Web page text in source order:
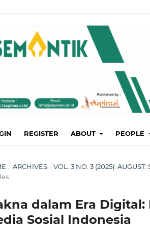
REGISTER ABOUT PEOPLE
/ ARCHIVES / VOL. 3 NO. 3 (2025):
dalam Era
Sosial Indonesia